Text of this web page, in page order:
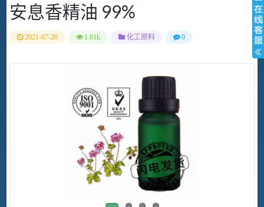
安息香精油 99%
2021-07-20 1.61k 化工原料 0